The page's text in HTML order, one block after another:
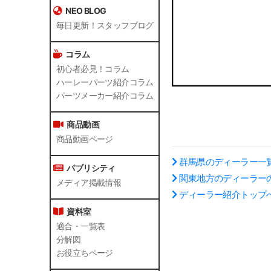
NEO BLOG
毎日更新！スタッフブログ
コラム
初心者必見！コラム
ハーレーパーツ紹介コラム
パーツメーカー紹介コラム
商品動画
商品動画ページ
パブリシティ
メディア掲載情報
資料室
適合・一覧表
分解図
お役立ちページ
群馬県のディーラー一
関東地方のディーラー
ディーラー紹介トップ